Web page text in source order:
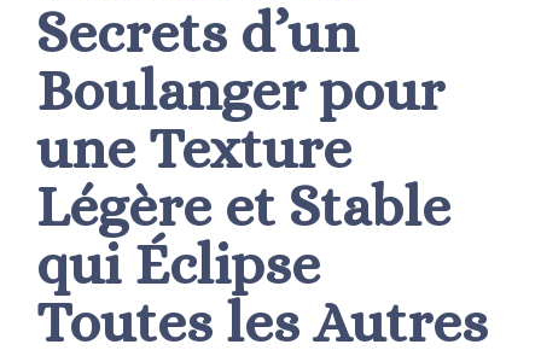
Secrets d’un
Boulanger pour
une Texture
Légère et Stable
qui Éclipse
Toutes les Autres